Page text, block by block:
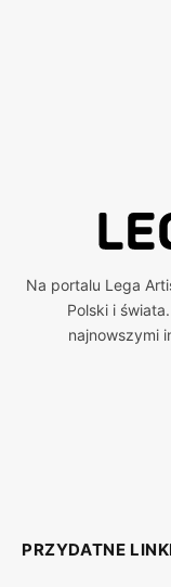
Na portalu Lega
Polski i
najnowszymi
PRZYDATNE